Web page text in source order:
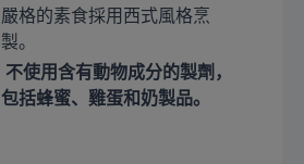
嚴格的素食採用西式風格烹
製。
不使用含有動物成分的製劑，
包括蜂蜜、雞蛋和奶製品。